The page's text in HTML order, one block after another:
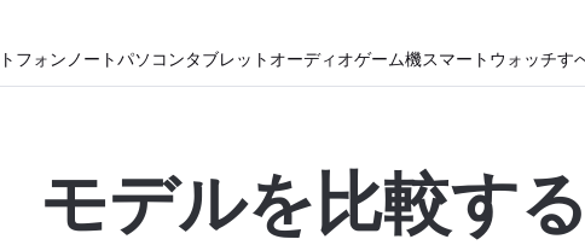
フォン ノートパソコンタブレット オーディオゲーム機スマートウォッチす
モデルを比較する